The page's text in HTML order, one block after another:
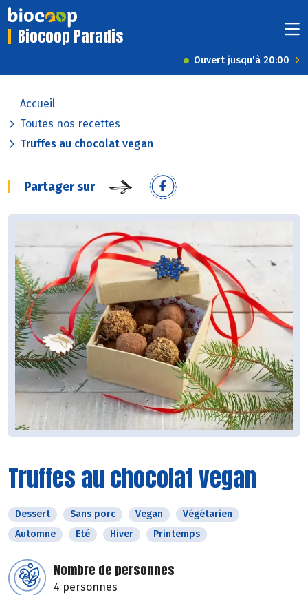
Biocoop Paradis
Ouvert jusqu'à 20:00
Accueil
Toutes nos recettes
Truffes au chocolat vegan
Partager sur
Truffes au chocolat vegan
Dessert Sans porc Vegan
Végétarien
Automne
Eté Hiver Printemps
Nombre de personnes
4 personnes